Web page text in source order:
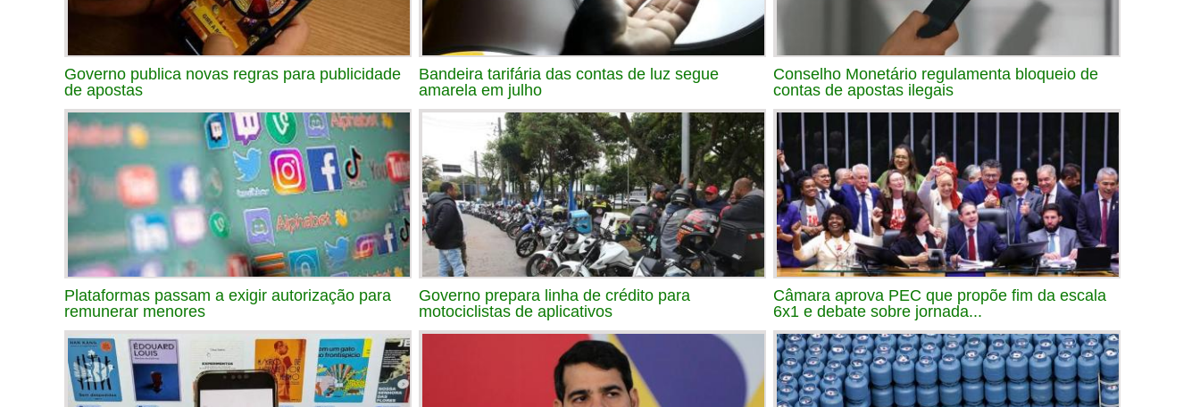
Governo publica novas regras para publicidade
de apostas
Bandeira tarifária das contas de luz segue
amarela em julho
Conselho Monetário regulamenta bloqueio de
contas de apostas ilegais
Plataformas passam a exigir autorização para
remunerar menores
Governo prepara linha de crédito para
motociclistas de aplicativos
Câmara aprova PEC que propõe fim da escala
6x1 e debate sobre jornada...